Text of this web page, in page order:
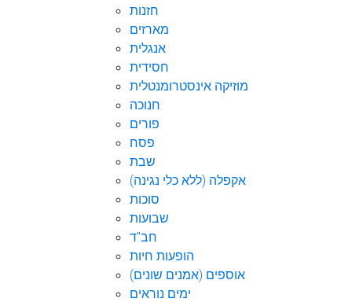
חזנות
מארזים
אנגלית
חסידית
מוזיקה אינסטרומנטלית
חנוכה
פורים
פסח
שבת
אקפלה (ללא כלי נגינה)
סוכות
שבועות
חב"ד
הופעות חיות
אוספים (אמנים שונים)
ימים נוראים